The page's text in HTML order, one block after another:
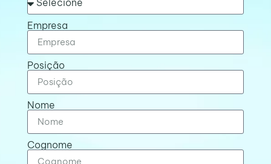
Empresa
Posição
Nome
Cognome